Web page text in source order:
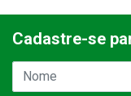
Cadastre-se